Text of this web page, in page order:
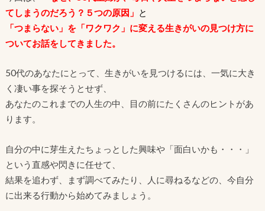
てしまうのだろう？５つの原因」 と
「つまらない」を「ワクワク」に変える生きがいの見つけ方に
ついてお話をしてきました。
50代のあなたにとって、生きがいを見つけるには、一気に大き
く凄い事を探そうとせず、
あなたのこれまでの人生の中、目の前にたくさんのヒントがあ
ります。
自分の中に芽生えたちょっとした興味や「面白いかも・・・」
という直感や閃きに任せて、
結果を追わず、まず調べてみたり、人に尋ねるなどの、今自分
に出来る行動から始めてみましょう。